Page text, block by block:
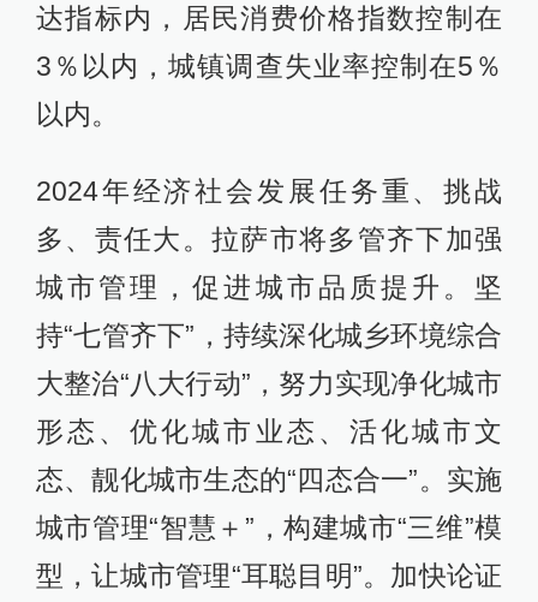
达指标内，居民消费价格指数控制在
3％以内，城镇调查失业率控制在5％
以内。
2024年经济社会发展任务重、挑战
多、责任大。拉萨市将多管齐下加强
城市管理，促进城市品质提升。坚
持“七管齐下”，持续深化城乡环境综合
大整治“八大行动”，努力实现净化城市
形态、优化城市业态、活化城市文
态、靓化城市生态的“四态合一”。实施
城市管理“智慧＋”，构建城市“三维”模
型，让城市管理“耳聪目明”。加快论证